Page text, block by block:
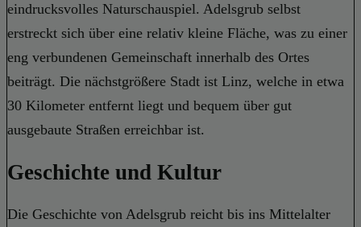
eindrucksvolles Naturschauspiel. Adelsgrub selbst
erstreckt sich über eine relativ kleine Fläche, was zu einer
eng verbundenen Gemeinschaft innerhalb des Ortes
beiträgt. Die nächstgrößere Stadt ist Linz, welche in etwa
30 Kilometer entfernt liegt und bequem über gut
ausgebaute Straßen erreichbar ist.
Geschichte und Kultur
Die Geschichte von Adelsgrub reicht bis ins Mittelalter